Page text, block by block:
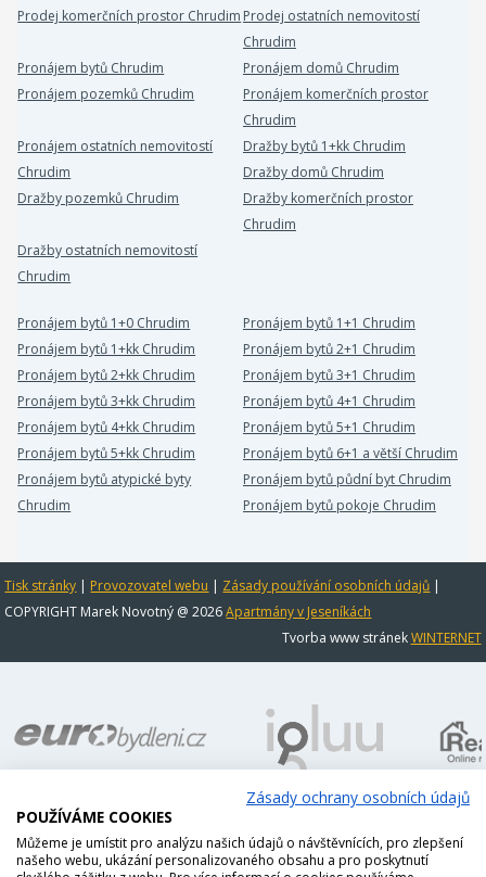
Prodej komerčních prostor Chrudim Prodej ostatních nemovitostí
Chrudim
Pronájem bytů Chrudim
Pronájem domů Chrudim
Pronájem pozemků Chrudim
Pronájem komerčních prostor
Chrudim
Pronájem ostatních nemovitostí
Chrudim
Dražby bytů 1+kk Chrudim
Dražby domů Chrudim
Dražby pozemků Chrudim
Dražby komerčních prostor
Chrudim
Dražby ostatních nemovitostí
Chrudim
Pronájem bytů 1+0 Chrudim
Pronájem bytů 1+1 Chrudim
Pronájem bytů 1+kk Chrudim
Pronájem bytů 2+1 Chrudim
Pronájem bytů 2+kk Chrudim
Pronájem bytů 3+1 Chrudim
Pronájem bytů 3+kk Chrudim
Pronájem bytů 4+1 Chrudim
Pronájem bytů 4+kk Chrudim
Pronájem bytů 5+1 Chrudim
Pronájem bytů 5+kk Chrudim
Pronájem bytů 6+1 a větší Chrudim
Pronájem bytů atypické byty
Chrudim
Pronájem bytů půdní byt Chrudim
Pronájem bytů pokoje Chrudim
Tisk stránky | Provozovatel webu | Zásady používání osobních údajů |
COPYRIGHT Marek Novotný @ 2026Apartmány v Jeseníkách
Tvorba www stránekWINTERNET
Zásady ochrany osobních údajů
POUŽÍVÁME COOKIES
Můžeme je umístit pro analýzu našich údajů o návštěvnících, pro zlepšení
našeho webu, ukázání personalizovaného obsahu a pro poskytnutí